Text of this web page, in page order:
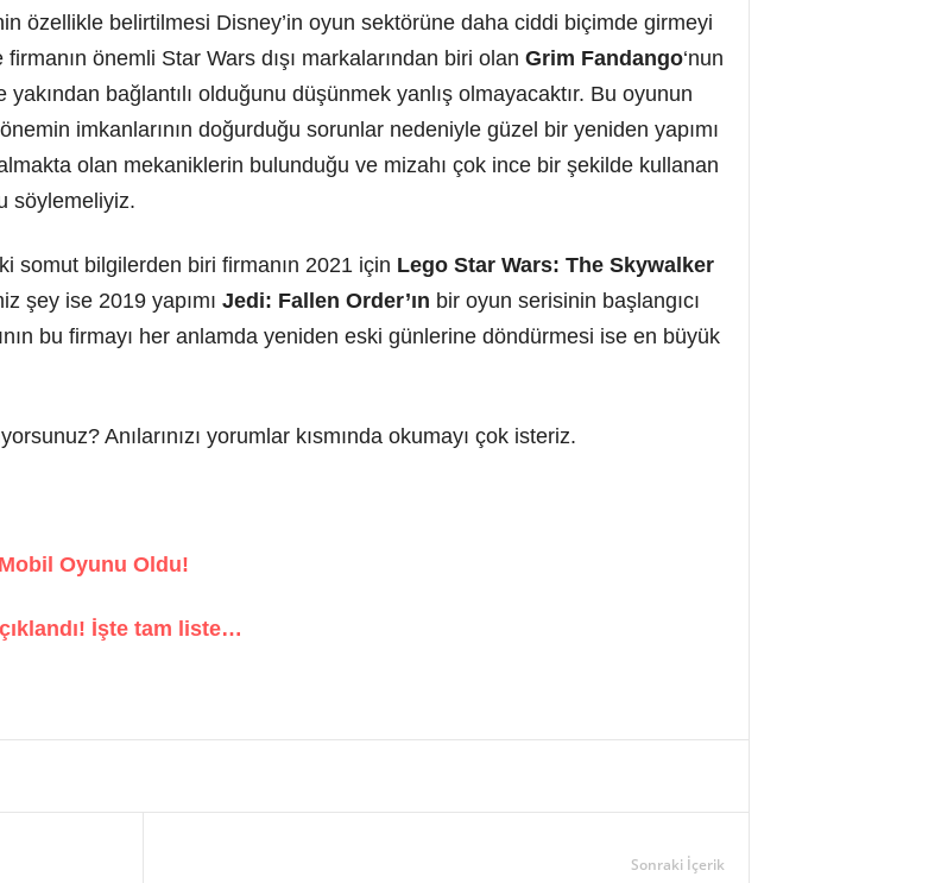
özellikle belirtilmesi Disney’in oyun sektörüne daha ciddi biçimde girmeyi
önemli Star Wars dışı markalarından biri olan Grim Fandango‘nun
bağlantılı olduğunu düşünmek yanlış olmayacaktır. Bu oyunun
imkanlarının doğurduğu sorunlar nedeniyle güzel bir yeniden yapımı
olan mekaniklerin bulunduğu ve mizahı çok ince bir şekilde kullanan
söylemeliyiz.
somut bilgilerden biri firmanın 2021 için Lego Star Wars: The Skywalker
şey ise 2019 yapımı Jedi: Fallen Order’ın bir oyun serisinin başlangıcı
bu firmayı her anlamda yeniden eski günlerine döndürmesi ise en büyük
Anılarınızı yorumlar kısmında okumayı çok isteriz.
Oyunu Oldu!
İşte tam liste…
Sonraki İçerik